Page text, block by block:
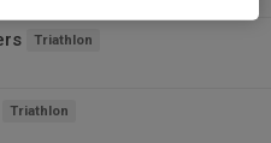
Triathlon
Triathlon